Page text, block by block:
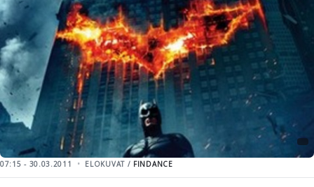
07:15 - 30.03.2011 ELOKUVAT / FINDANCE